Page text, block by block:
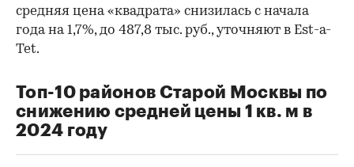
средняя цена «квадрата» снизилась с начала
года на 1,7%, до 487,8 тыс. руб., уточняют в Est-a-
Tet.
Топ-10 районов Старой Москвы по
снижению средней цены 1 кв. м в
2024 году